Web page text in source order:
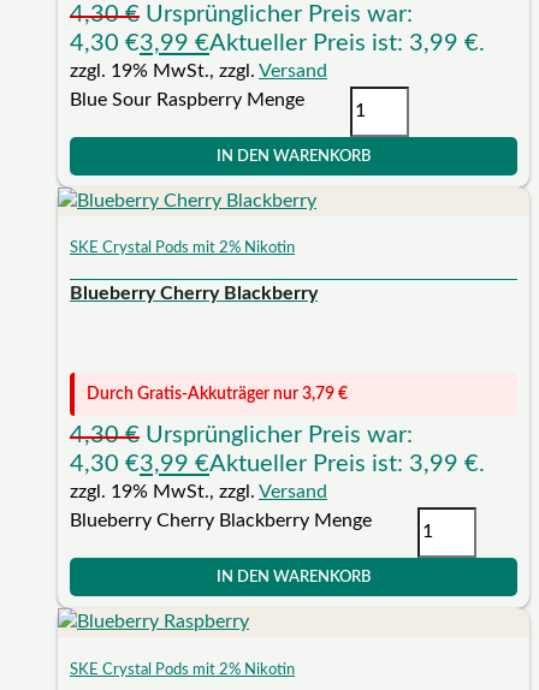
4,30€ Ursprünglicher Preis war:
4,30 €3,99 €Aktueller Preis ist: 3,99 €.
zzgl. 19% MwSt., zzgl. Versand
Blue Sour Raspberry Menge
IN DEN WARENKORB
SKE Crystal Pods mit 2% Nikotin
Blueberry Cherry Blackberry
Durch Gratis-Akkuträger nur 3,79 €
4,30€ Ursprünglicher Preis war:
4,30 €3,99 €Aktueller Preis ist: 3,99 €.
zzgl. 19% MwSt., zzgl. Versand
Blueberry Cherry Blackberry Menge
IN DEN WARENKORB
SKE Crystal Pods mit 2% Nikotin